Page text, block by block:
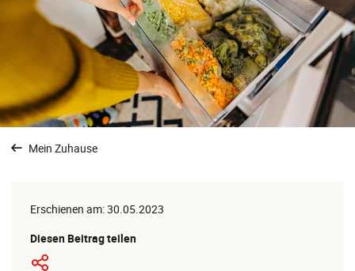
Mein Zuhause
Erschienen am: 30.05.2023
Diesen Beitrag teilen